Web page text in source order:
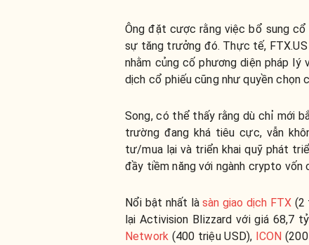
Ông đặt cược rằng việc bổ sung
sự tăng trưởng đó. Thực tế,
nhằm củng cố phương diện pháp
dịch cổ phiếu cũng như quyền chọn
Song, có thể thấy rằng dù chỉ mới
trường đang khá tiêu cực, vẫn
tư/mua lại và triển khai quỹ phát
đầy tiềm năng với ngành crypto vốn
Nổi bật nhất làsàn giao dịch FTX (2
lại Activision Blizzard với giá 68,7
Network (400 triệu USD), ICON